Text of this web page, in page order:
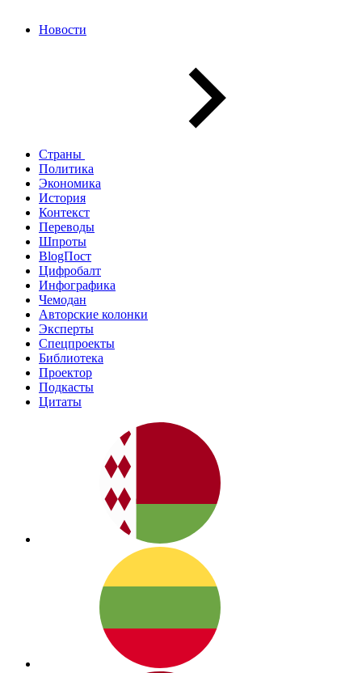
Новости
Страны
Политика
Экономика
История
Контекст
Переводы
Шпроты
BlogПост
Цифробалт
Инфографика
Чемодан
Авторские колонки
Эксперты
Спецпроекты
Библиотека
Проектор
Подкасты
Цитаты